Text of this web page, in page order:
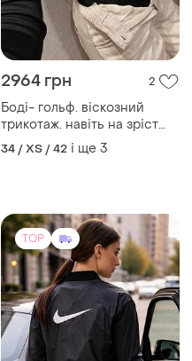
Боді- гольф. віскозний
трикотаж. навіть на зріст
147см)
34 / XS / 42 і ще 3
TOP